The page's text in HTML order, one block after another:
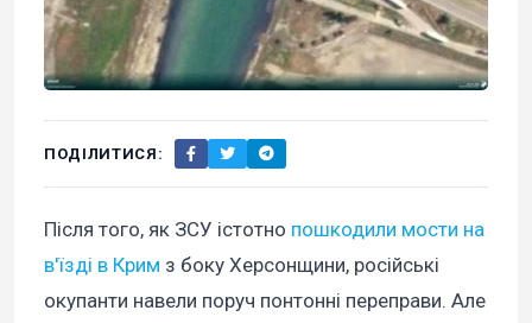
ПОДІЛИТИСЯ:
Після того, як ЗСУ істотно пошкодили мости на
в'їзді в Крим з боку Херсонщини, російські
окупанти навели поруч понтонні переправи. Але